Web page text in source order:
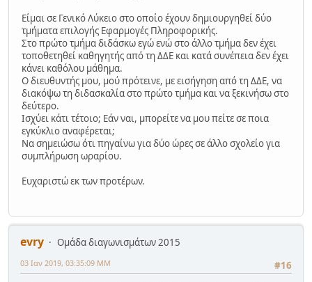
Είμαι σε Γενικό Λύκειο στο οποίο έχουν δημιουργηθεί δύο
τμήματα επιλογής Εφαρμογές Πληροφορικής.
Στο πρώτο τμήμα διδάσκω εγώ ενώ στο άλλο τμήμα δεν έχει
τοποθετηθεί καθηγητής από τη ΔΔΕ και κατά συνέπεια δεν έχει
κάνει καθόλου μάθημα.
Ο διευθυντής μου, μού πρότεινε, με εισήγηση από τη ΔΔΕ, να
διακόψω τη διδασκαλία στο πρώτο τμήμα και να ξεκινήσω στο
δεύτερο.
Ισχύει κάτι τέτοιο; Εάν ναι, μπορείτε να μου πείτε σε ποια
εγκύκλιο αναφέρεται;
Να σημειώσω ότι πηγαίνω για δύο ώρες σε άλλο σχολείο για
συμπλήρωση ωραρίου.
Ευχαριστώ εκ των προτέρων.
evry
Ομάδα διαγωνισμάτων 2015
#16
03 Ιαν 2019, 03:35:09 ΜΜ